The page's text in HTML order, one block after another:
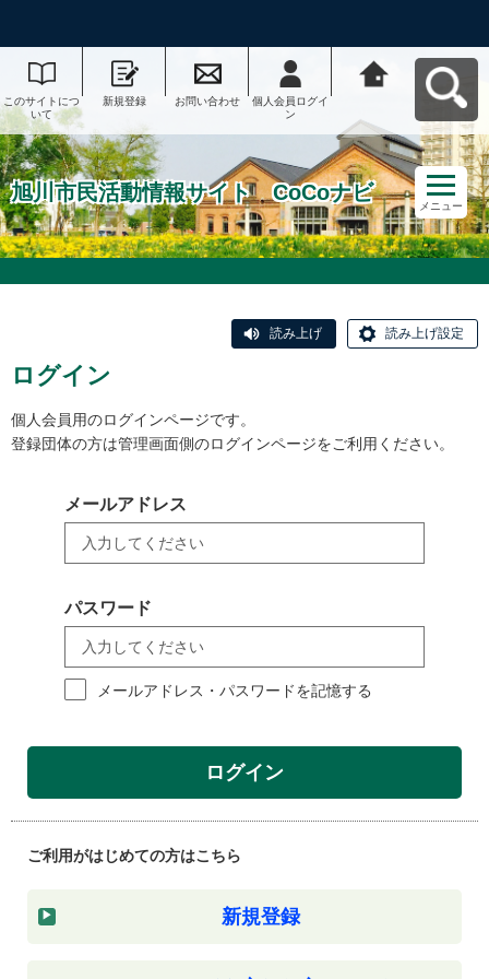
このサイトにつ
いて
新規登録 お問い合わせ
個人会員ログイ
ン
ナビへ戻る
旭川市民活動情報サイト CoCoナビ
メニュー
読み上げ 読み上げ設定
ログイン
個人会員用のログインページです。
登録団体の方は管理画面側のログインページをご利用ください。
メールアドレス
パスワード
メールアドレス・パスワードを記憶する
ログイン
ご利用がはじめての方はこちら
新規登録